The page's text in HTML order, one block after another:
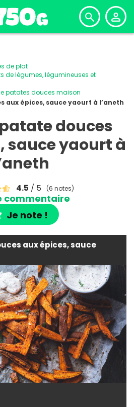
de plat
de légumes, légumineuses et
patates douces maison
aux épices, sauce yaourt à l’aneth
douces
sauce yaourt à
4.5 / 5 (6 notes)
commentaire
Je note !
aux épices, sauce